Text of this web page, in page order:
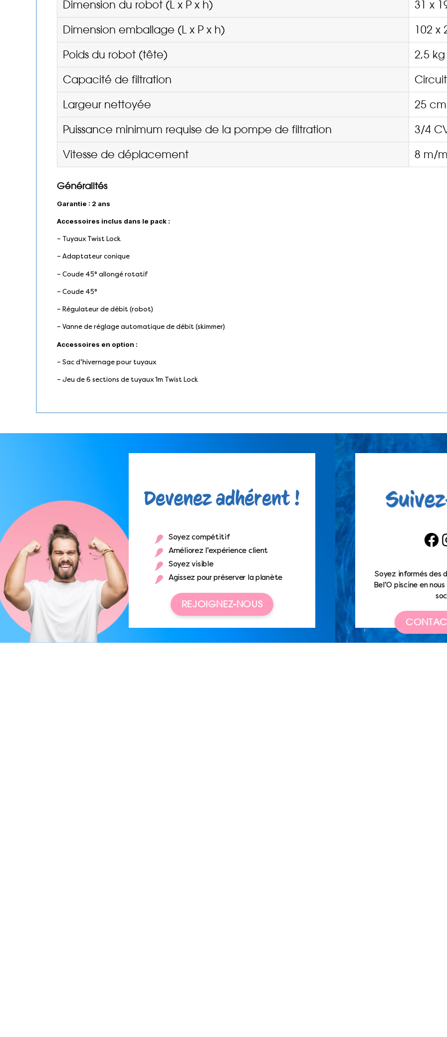
Dimension du robot (L x P x h)
31 x
Dimension emballage (L x P x h)
102 x
Poids du robot (tête)
2,5
Capacité de filtration
Largeur nettoyée
25 cm
Puissance minimum requise de la pompe de filtration
3/4
Vitesse de déplacement
8 m/
Généralités
Garantie : 2 ans
Accessoires inclus dans le pack :
– Tuyaux Twist Lock
– Adaptateur conique
– Coude 45° allongé rotatif
– Coude 45°
– Régulateur de débit (robot)
– Vanne de réglage automatique de débit (skimmer)
Accessoires en option :
– Sac d’hivernage pour tuyaux
– Jeu de 6 sections de tuyaux 1m Twist Lock
Soyez compétitif
Améliorez l’expérience client
Soyez visible
Agissez pour préserver la planète
REJOIGNEZ-NOUS
Soyez informés des
Bel’O piscine en